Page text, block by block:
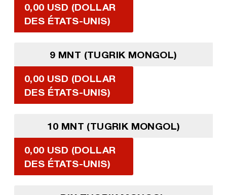
0,00 USD (DOLLAR
DES ÉTATS-UNIS)
9 MNT (TUGRIK MONGOL)
0,00 USD (DOLLAR
DES ÉTATS-UNIS)
10 MNT (TUGRIK MONGOL)
0,00 USD (DOLLAR
DES ÉTATS-UNIS)